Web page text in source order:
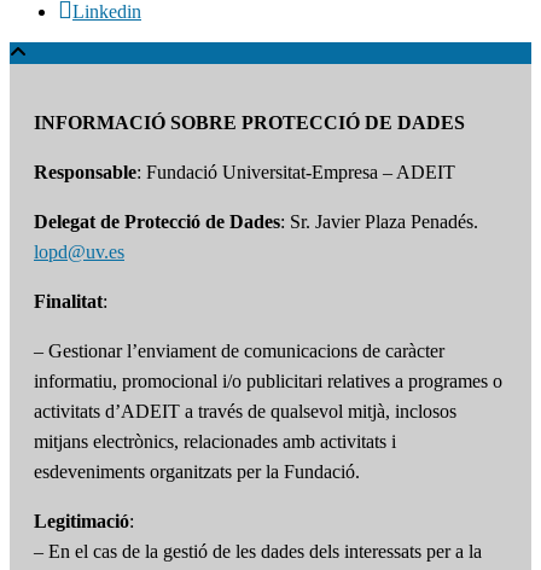
Linkedin
INFORMACIÓ SOBRE PROTECCIÓ DE DADES
Responsable: Fundació Universitat-Empresa – ADEIT
Delegat de Protecció de Dades: Sr. Javier Plaza Penadés.
lopd@uv.es
Finalitat:
– Gestionar l’enviament de comunicacions de caràcter
informatiu, promocional i/o publicitari relatives a programes o
activitats d’ADEIT a través de qualsevol mitjà, inclosos
mitjans electrònics, relacionades amb activitats i
esdeveniments organitzats per la Fundació.
Legitimació:
– En el cas de la gestió de les dades dels interessats per a la